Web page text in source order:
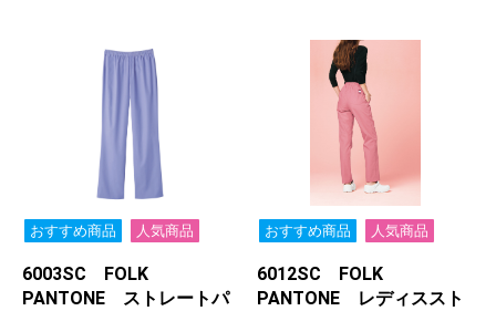
おすすめ商品 人気商品
6003SC FOLK
PANTONE ストレートパ
おすすめ商品 人気商品
6012SC FOLK
PANTONE レディススト